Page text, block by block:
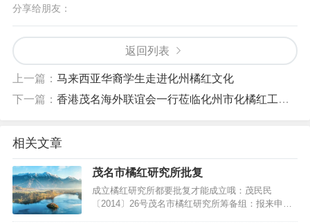
分享给朋友：
返回列表
上一篇： 马来西亚华裔学生走进化州橘红文化
下一篇： 香港茂名海外联谊会一行莅临化州市化橘红工艺品收藏协会考察
相关文章
茂名市橘红研究所批复
成立橘红研究所都要批复才能成立哦：茂民民
〔2014〕26号茂名市橘红研究所筹备组：报来申请